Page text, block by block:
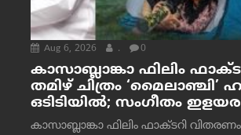
Aug 6, 2026 . 0
കാസാബ്ലാങ്കാ ഫിലിം
തമിഴ് ചിത്രം ‘മൈലാഞ്ചി’
ഒടിടിയിൽ; സംഗീതം
കാസാബ്ലാങ്കാ ഫിലിം ഫാക്ടറി